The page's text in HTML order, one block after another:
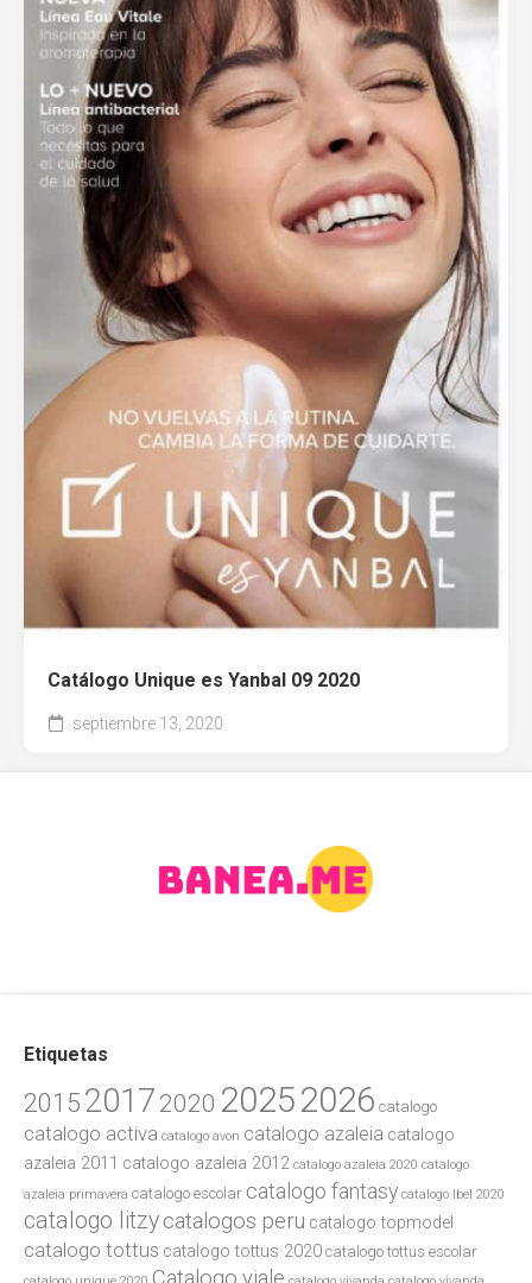
Catálogo Unique es Yanbal 09 2020
septiembre 13, 2020
Etiquetas
2015 2017 2020 20252026 catalogo
catalogo activa catalogo avon catalogo azaleia catalogo
azaleia 2011 catalogo azaleia 2012 catalogo azaleia 2020 catalogo
azaleia primavera catalogo escolar catalogo fantasy catalogo lbel 2020
catalogo litzycatalogos peru catalogo topmodel
catalogo tottus catalogo tottus 2020 catalogo tottus escolar
Catalogo viale